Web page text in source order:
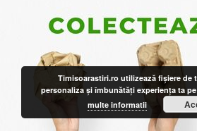
Timisoarastiri.ro utilizează fişiere de
personaliza și îmbunătăți experiența ta
multe informatii